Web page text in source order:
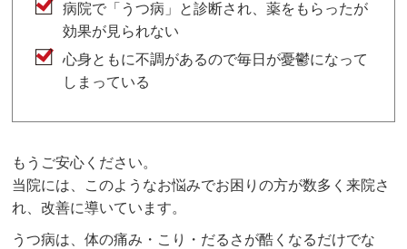
病院で「うつ病」と診断され、薬をもらったが
効果が見られない
心身ともに不調があるので毎日が憂鬱になって
しまっている
もうご安心ください。
当院には、このようなお悩みでお困りの方が数多く来院さ
れ、改善に導いています。
うつ病は、体の痛み・こり・だるさが酷くなるだけでな